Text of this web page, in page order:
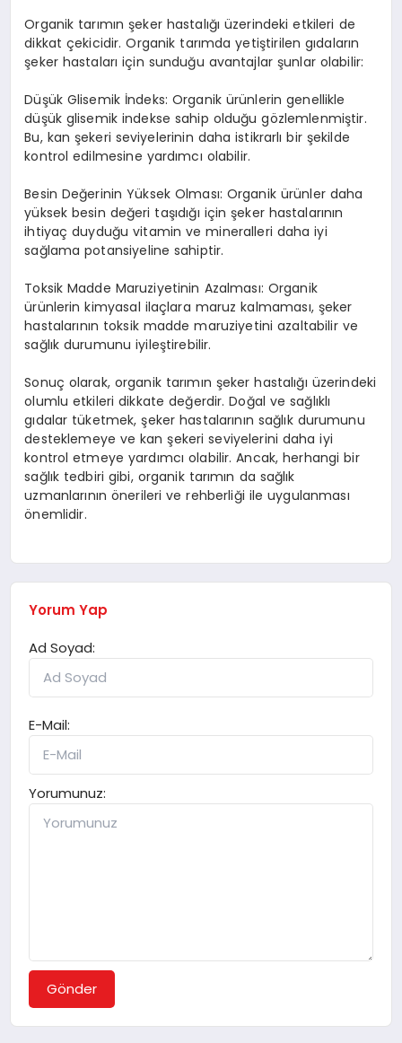
Organik tarımın şeker hastalığı üzerindeki etkileri de
dikkat çekicidir. Organik tarımda yetiştirilen gıdaların
şeker hastaları için sunduğu avantajlar şunlar olabilir:
Düşük Glisemik İndeks: Organik ürünlerin genellikle
düşük glisemik indekse sahip olduğu gözlemlenmiştir.
Bu, kan şekeri seviyelerinin daha istikrarlı bir şekilde
kontrol edilmesine yardımcı olabilir.
Besin Değerinin Yüksek Olması: Organik ürünler daha
yüksek besin değeri taşıdığı için şeker hastalarının
ihtiyaç duyduğu vitamin ve mineralleri daha iyi
sağlama potansiyeline sahiptir.
Toksik Madde Maruziyetinin Azalması: Organik
ürünlerin kimyasal ilaçlara maruz kalmaması, şeker
hastalarının toksik madde maruziyetini azaltabilir ve
sağlık durumunu iyileştirebilir.
Sonuç olarak, organik tarımın şeker hastalığı üzerindeki
olumlu etkileri dikkate değerdir. Doğal ve sağlıklı
gıdalar tüketmek, şeker hastalarının sağlık durumunu
desteklemeye ve kan şekeri seviyelerini daha iyi
kontrol etmeye yardımcı olabilir. Ancak, herhangi bir
sağlık tedbiri gibi, organik tarımın da sağlık
uzmanlarının önerileri ve rehberliği ile uygulanması
önemlidir.
Yorum Yap
Ad Soyad:
E-Mail:
Yorumunuz:
Gönder